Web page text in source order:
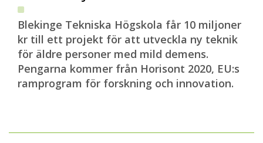
Blekinge Tekniska Högskola får 10 miljoner
kr till ett projekt för att utveckla ny teknik
för äldre personer med mild demens.
Pengarna kommer från Horisont 2020, EU:s
ramprogram för forskning och innovation.